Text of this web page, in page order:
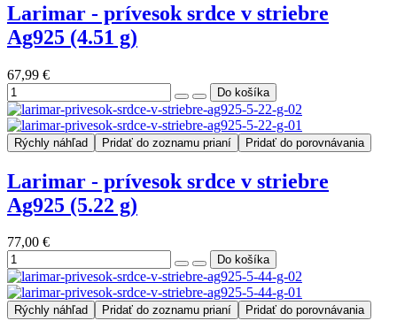
Larimar - prívesok srdce v striebre
Ag925 (4.51 g)
67,99 €
Rýchly náhľad Pridať do zoznamu prianí Pridať do porovnávania
Larimar - prívesok srdce v striebre
Ag925 (5.22 g)
77,00 €
Rýchly náhľad Pridať do zoznamu prianí Pridať do porovnávania